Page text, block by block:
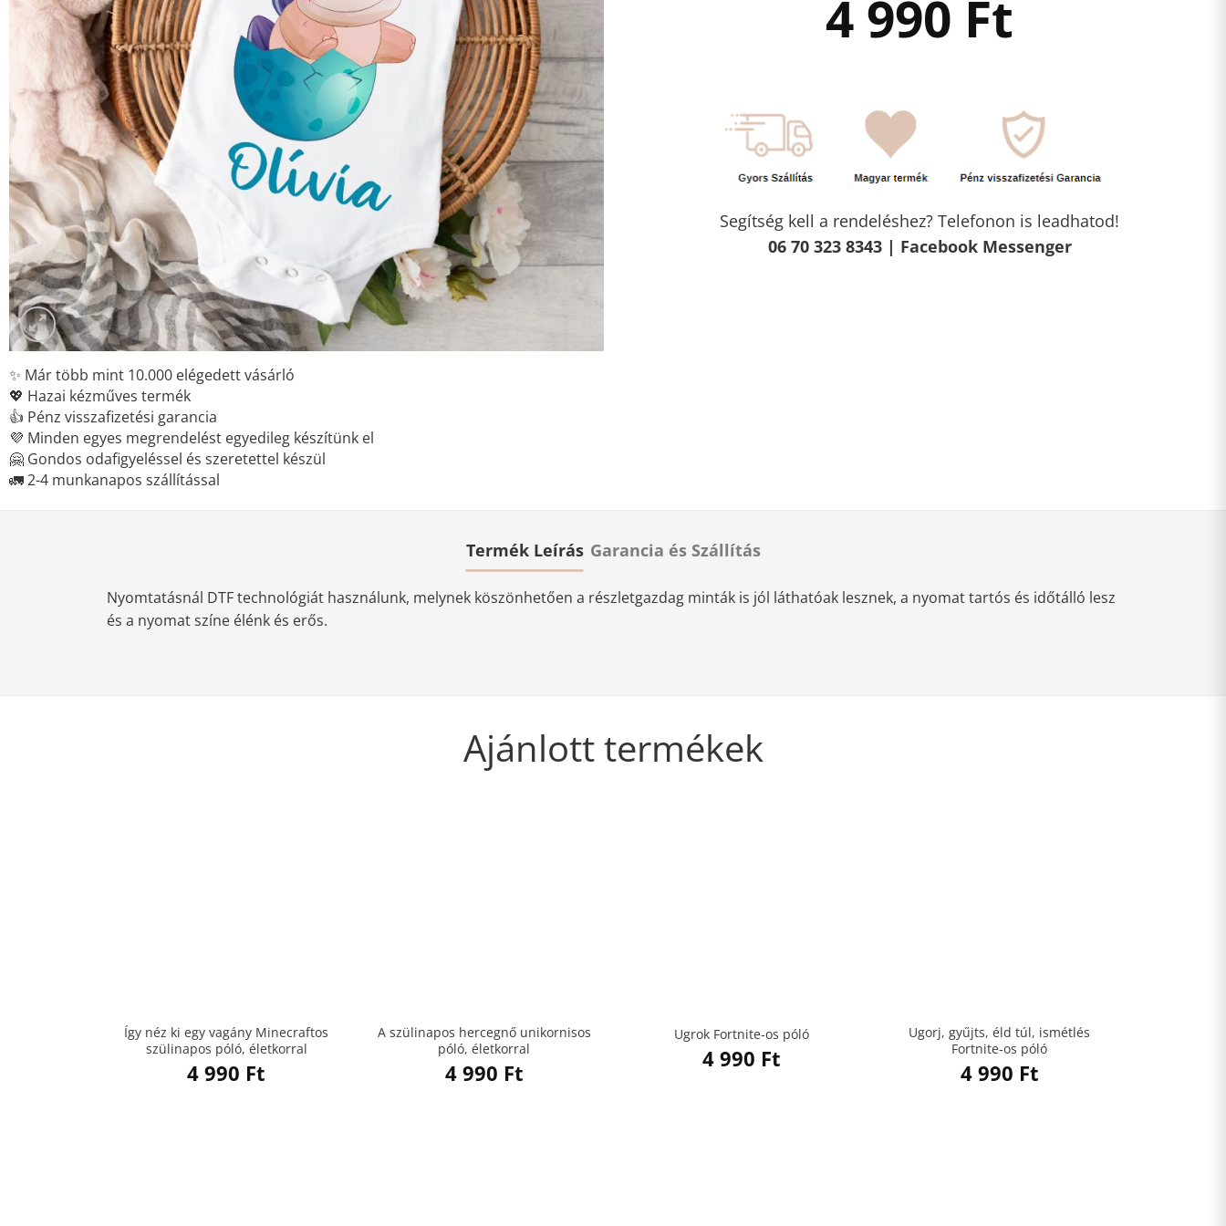
✨ Már több mint 10.000 elégedett vásárló
💖 Hazai kézműves termék
👍 Pénz visszafizetési garancia
💜 Minden egyes megrendelést egyedileg készítünk el
🤗 Gondos odafigyeléssel és szeretettel készül
🚛 2-4 munkanapos szállítással
4 990 Ft
Segítség kell a rendeléshez? Telefonon is leadhatod!
06 70 323 8343 | Facebook Messenger
Termék Leírás Garancia és Szállítás
Nyomtatásnál DTF technológiát használunk, melynek köszönhetően a részletgazdag minták is jól láthatóak lesznek, a nyomat tartós és időtálló lesz
és a nyomat színe élénk és erős.
Ajánlott termékek
Így néz ki egy vagány Minecraftos
szülinapos póló, életkorral
4 990 Ft
A szülinapos hercegnő unikornisos
póló, életkorral
4 990 Ft
Ugrok Fortnite-os póló
4 990 Ft
Ugorj, gyűjts, éld túl, ismétlés
Fortnite-os póló
4 990 Ft